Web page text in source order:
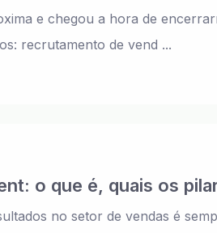
e chegou a hora de
recrutamento de vend ...
o que é, quais os
no setor de vendas é